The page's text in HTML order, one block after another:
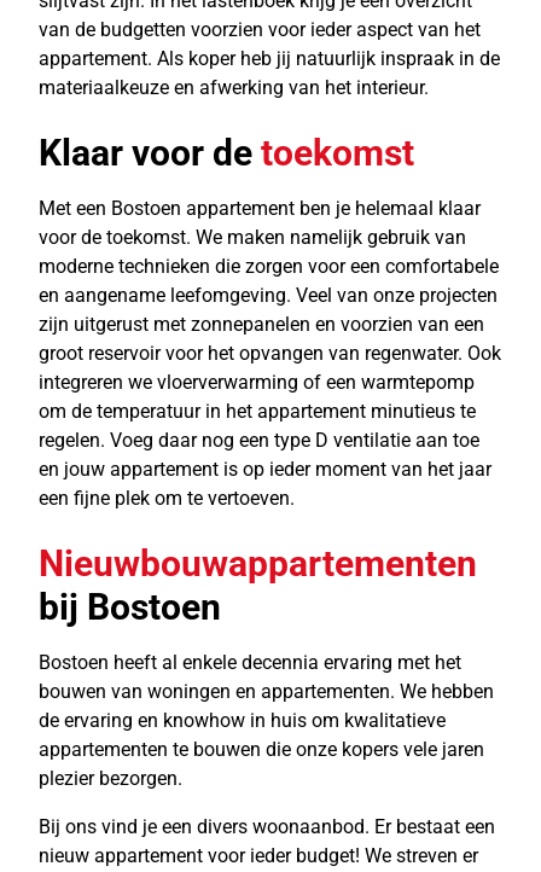
van de budgetten voorzien voor ieder aspect van het
appartement. Als koper heb jij natuurlijk inspraak in de
materiaalkeuze en afwerking van het interieur.
Klaar voor de toekomst
Met een Bostoen appartement ben je helemaal klaar
voor de toekomst. We maken namelijk gebruik van
moderne technieken die zorgen voor een comfortabele
en aangename leefomgeving. Veel van onze projecten
zijn uitgerust met zonnepanelen en voorzien van een
groot reservoir voor het opvangen van regenwater. Ook
integreren we vloerverwarming of een warmtepomp
om de temperatuur in het appartement minutieus te
regelen. Voeg daar nog een type D ventilatie aan toe
en jouw appartement is op ieder moment van het jaar
een fijne plek om te vertoeven.
Nieuwbouwappartementen
bij Bostoen
Bostoen heeft al enkele decennia ervaring met het
bouwen van woningen en appartementen. We hebben
de ervaring en knowhow in huis om kwalitatieve
appartementen te bouwen die onze kopers vele jaren
plezier bezorgen.
Bij ons vind je een divers woonaanbod. Er bestaat een
nieuw appartement voor ieder budget! We streven er